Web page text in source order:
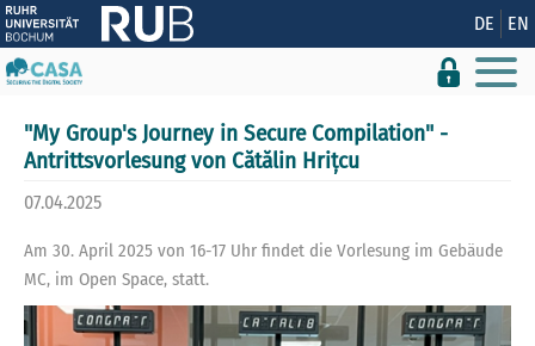
Zeige besser passende Version dieser Seite DE EN
"My Group's Journey in Secure Compilation" -
Antrittsvorlesung von Cătălin Hrițcu
07.04.2025
Am 30. April 2025 von 16-17 Uhr findet die Vorlesung im Gebäude
MC, im Open Space, statt.